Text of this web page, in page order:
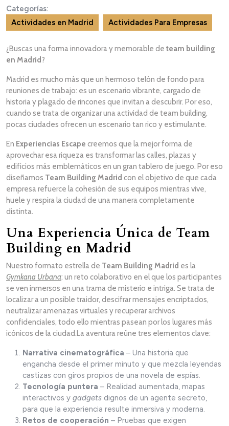
Categorías:
Actividades en Madrid
Actividades Para Empresas
¿Buscas una forma innovadora y memorable de team building
en Madrid ?
Madrid es mucho más que un hermoso telón de fondo para
reuniones de trabajo: es un escenario vibrante, cargado de
historia y plagado de rincones que invitan a descubrir. Por eso,
cuando se trata de organizar una actividad de team building,
pocas ciudades ofrecen un escenario tan rico y estimulante.
En Experiencias Escape creemos que la mejor forma de
aprovechar esa riqueza es transformar las calles, plazas y
edificios más emblemáticos en un gran tablero de juego. Por eso
diseñamos Team Building Madrid con el objetivo de que cada
empresa refuerce la cohesión de sus equipos mientras vive,
huele y respira la ciudad de una manera completamente
distinta.
Una Experiencia Única de Team
Building en Madrid
Nuestro formato estrella de Team Building Madrid es la
Gymkana Urbana: un reto colaborativo en el que los participantes
se ven inmersos en una trama de misterio e intriga. Se trata de
localizar a un posible traidor, descifrar mensajes encriptados,
neutralizar amenazas virtuales y recuperar archivos
confidenciales, todo ello mientras pasean por los lugares más
icónicos de la ciudad.La aventura reúne tres elementos clave:
Narrativa cinematográfica – Una historia que
engancha desde el primer minuto y que mezcla leyendas
castizas con giros propios de una novela de espías.
Tecnología puntera – Realidad aumentada, mapas
interactivos y gadgets dignos de un agente secreto,
para que la experiencia resulte inmersiva y moderna.
Retos de cooperación – Pruebas que exigen